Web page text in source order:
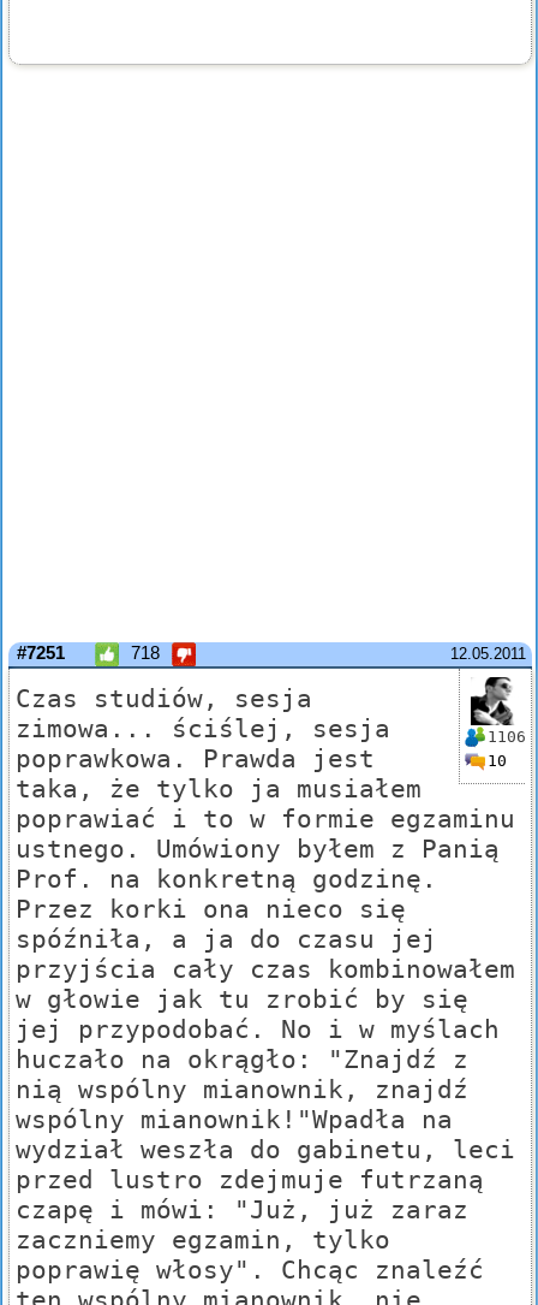
12.05.2011
#7251 718
1106
10
Czas studiów, sesja
zimowa... ściślej, sesja
poprawkowa. Prawda jest
taka, że tylko ja musiałem
poprawiać i to w formie egzaminu
ustnego. Umówiony byłem z Panią
Prof. na konkretną godzinę.
Przez korki ona nieco się
spóźniła, a ja do czasu jej
przyjścia cały czas kombinowałem
w głowie jak tu zrobić by się
jej przypodobać. No i w myślach
huczało na okrągło: "Znajdź z
nią wspólny mianownik, znajdź
wspólny mianownik!"Wpadła na
wydział weszła do gabinetu, leci
przed lustro zdejmuje futrzaną
czapę i mówi: "Już, już zaraz
zaczniemy egzamin, tylko
poprawię włosy". Chcąc znaleźć